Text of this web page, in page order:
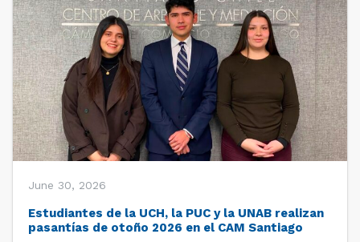
June 30, 2026
Estudiantes de la UCH, la PUC y la UNAB realizan
pasantías de otoño 2026 en el CAM Santiago